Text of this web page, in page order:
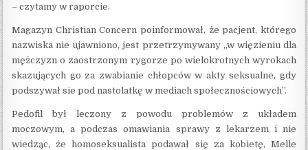
– czytamy w raporcie.
Magazyn Christian Concern poinformował, że pacjent, którego
nazwiska nie ujawniono, jest przetrzymywany „w więzieniu dla
mężczyzn o zaostrzonym rygorze po wielokrotnych wyrokach
skazujących go za zwabianie chłopców w akty seksualne, gdy
podszywał sie pod nastolatkę w mediach społecznościowych”.
Pedofil był leczony z powodu problemów z układem
moczowym, a podczas omawiania sprawy z lekarzem i nie
wiedząc, że homoseksualista podawał się za kobietę, Melle